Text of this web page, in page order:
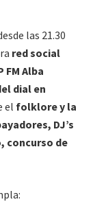
las 21.30
red social
FM Alba
dial en
el folklore y la
DJ’s
concurso de